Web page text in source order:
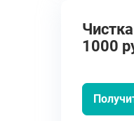
1000